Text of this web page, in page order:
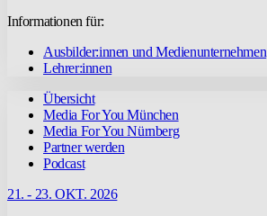
Informationen für:
Ausbilder:innen und Medienunternehmen
Lehrer:innen
Übersicht
Media For You München
Media For You Nürnberg
Partner werden
Podcast
21. - 23. OKT. 2026